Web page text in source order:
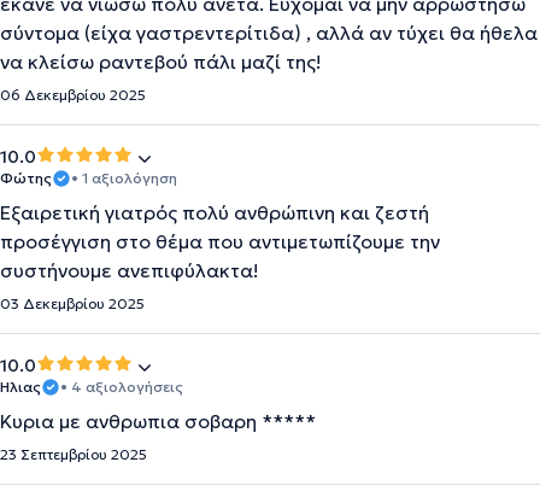
σύντομα (είχα γαστρεντερίτιδα) , αλλά αν τύχει θα ήθελα
να κλείσω ραντεβού πάλι μαζί της!
06 Δεκεμβρίου 2025
10.0
Φώτης • 1 αξιολόγηση
Εξαιρετική γιατρός πολύ ανθρώπινη και ζεστή
προσέγγιση στο θέμα που αντιμετωπίζουμε την
συστήνουμε ανεπιφύλακτα!
03 Δεκεμβρίου 2025
10.0
Ηλιας • 4 αξιολογήσεις
Κυρια με ανθρωπια σοβαρη *****
23 Σεπτεμβρίου 2025